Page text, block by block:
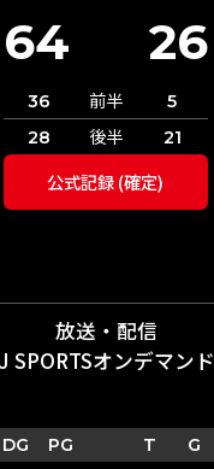
64 26
36 前半
5
28
後半 21
公式記録 (確定)
放送・配信
J SPORTSオンデマンド
DG PG T G